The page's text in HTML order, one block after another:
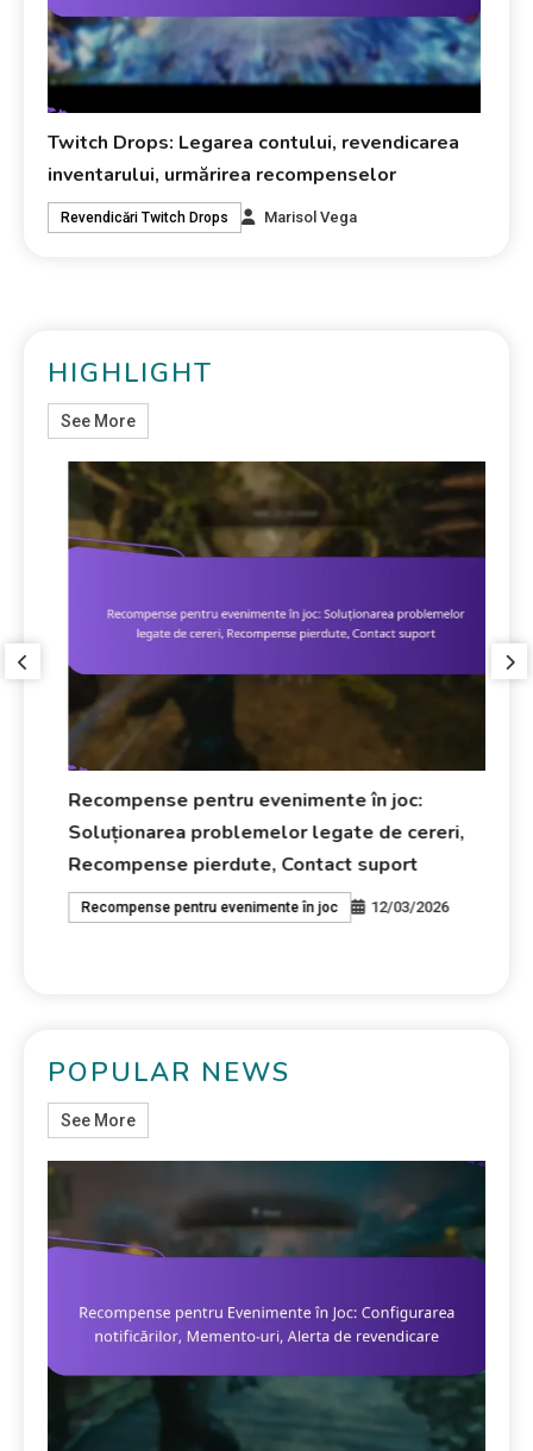
Twitch Drops: Legarea contului, revendicarea
inventarului, urmărirea recompenselor
Revendicări Twitch Drops Marisol Vega
HIGHLIGHT
See More
Recompense pentru evenimente în joc:
Soluționarea problemelor legate de cereri,
Recompense pierdute, Contact suport
Recompense pentru evenimente în joc 12/03/2026
POPULAR NEWS
See More